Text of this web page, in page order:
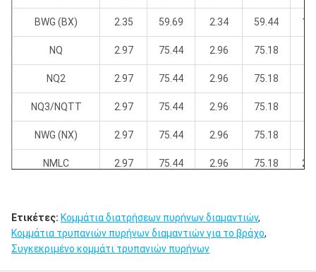
BWG (BX) 2.35 59.69 2.34 59.44
NQ 2.97 75.44 2.96 75.18
NQ2 2.97 75.44 2.96 75.18
NQ3/NQTT 2.97 75.44 2.96 75.18
NWG (NX) 2.97 75.44 2.96 75.18
NMLC 2.97 75.44 2.96 75.18
HQ3/HQTT 3.77 95.76 3.755 95.38
PQ 4.815 122.3 4.795
Ετικέτες: Κομμάτια διατρήσεων πυρήνων διαμαντιών,
Κομμάτια τρυπανιών πυρήνων διαμαντιών για το βράχο,
Συγκεκριμένο κομμάτι τρυπανιών πυρήνων